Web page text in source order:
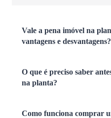
Vale a pena imóvel na
vantagens e desvantagens?
O que é preciso saber
na planta?
Como funciona comprar